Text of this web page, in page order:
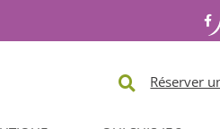
Réserver